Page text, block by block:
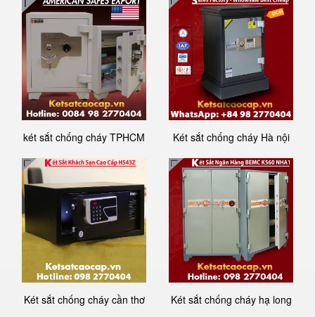
két sắt chống cháy TPHCM Két sắt chống cháy Hà nội
Két sắt chống cháy cần thơ Két sắt chống cháy hạ long